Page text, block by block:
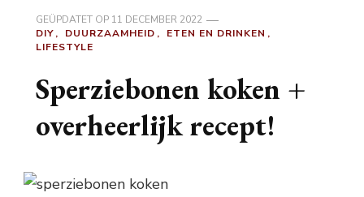
GEÜPDATET OP 11 DECEMBER 2022
DIY
DUURZAAMHEID
ETEN EN DRINKEN
LIFESTYLE
Sperziebonen koken +
overheerlijk recept!